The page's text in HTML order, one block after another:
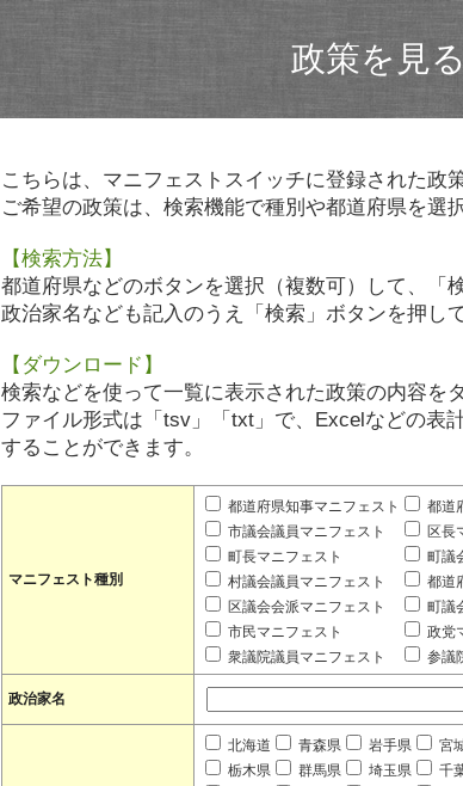
政策を見
こちらは、マニフェストスイッチに登録された政
ご希望の政策は、検索機能で種別や都道府県を選
【検索方法】
都道府県などのボタンを選択（複数可）して、「
政治家名なども記入のうえ「検索」ボタンを押し
【ダウンロード】
検索などを使って一覧に表示された政策の内容を
ファイル形式は「tsv」「txt」で、Excelなどの表
することができます。
マニフェスト種別
都道府県知事マニフェスト 都道
市議会議員マニフェスト
区長
町長マニフェスト
町議
村議会議員マニフェスト
都道
区議会会派マニフェスト
町議
市民マニフェスト
政党
衆議院議員マニフェスト
参議
政治家名
北海道 青森県 岩手県 宮
栃木県
群馬県 埼玉県 千